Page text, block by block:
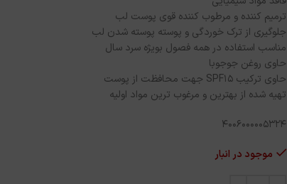
ترمیم کننده و مرطوب کننده قوی پوست لب
جلوگیری از ترک خوردگی و پوسته پوسته شدن لب
مناسب استفاده در همه فصول بویژه سرد سال
حاوی روغن جوجوبا
حاوی ترکیب SPF15 جهت محافظت از پوست
تهیه شده از بهترین و مرغوب ترین مواد اولیه
4006000005324
موجود در انبار